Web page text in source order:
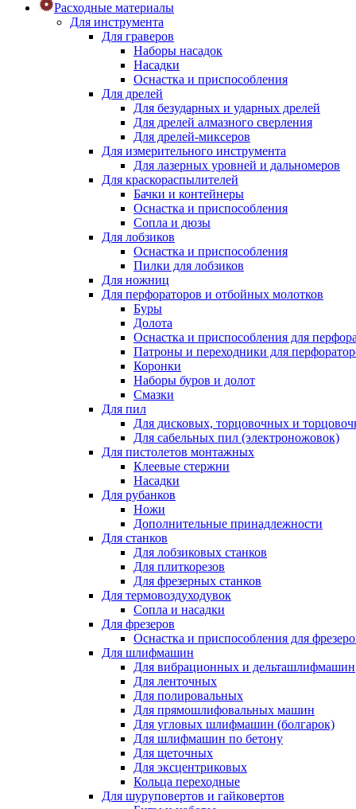
Расходные материалы
Для инструмента
Для граверов
Наборы насадок
Насадки
Оснастка и приспособления
Для дрелей
Для безударных и ударных дрелей
Для дрелей алмазного сверления
Для дрелей-миксеров
Для измерительного инструмента
Для лазерных уровней и дальномеров
Для краскораспылителей
Бачки и контейнеры
Оснастка и приспособления
Сопла и дюзы
Для лобзиков
Оснастка и приспособления
Пилки для лобзиков
Для ножниц
Для перфораторов и отбойных молотков
Буры
Долота
Оснастка и приспособления для
Патроны и переходники для
Коронки
Наборы буров и долот
Смазки
Для пил
Для дисковых, торцовочных и
Для сабельных пил (электроножовок)
Для пистолетов монтажных
Клеевые стержни
Насадки
Для рубанков
Ножи
Дополнительные принадлежности
Для станков
Для лобзиковых станков
Для плиткорезов
Для фрезерных станков
Для термовоздуходувок
Сопла и насадки
Для фрезеров
Оснастка и приспособления для
Для шлифмашин
Для вибрационных и дельташлифмашин
Для ленточных
Для полировальных
Для прямошлифовальных машин
Для угловых шлифмашин (болгарок)
Для шлифмашин по бетону
Для щеточных
Для эксцентриковых
Кольца переходные
Для шуруповертов и гайковертов